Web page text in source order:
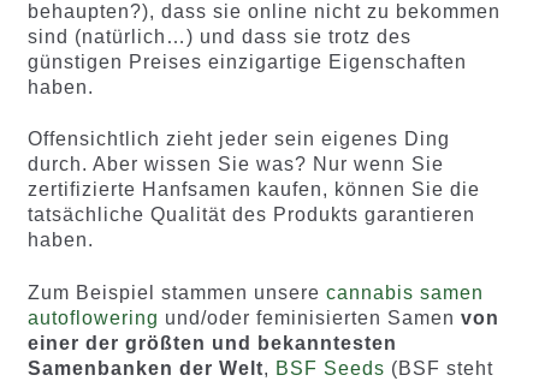
behaupten?), dass sie online nicht zu bekommen
sind (natürlich…) und dass sie trotz des
günstigen Preises einzigartige Eigenschaften
haben.
Offensichtlich zieht jeder sein eigenes Ding
durch. Aber wissen Sie was? Nur wenn Sie
zertifizierte Hanfsamen kaufen, können Sie die
tatsächliche Qualität des Produkts garantieren
haben.
Zum Beispiel stammen unsere cannabis samen
autoflowering und/oder feminisierten Samen von
einer der größten und bekanntesten
Samenbanken der Welt, BSF Seeds (BSF steht